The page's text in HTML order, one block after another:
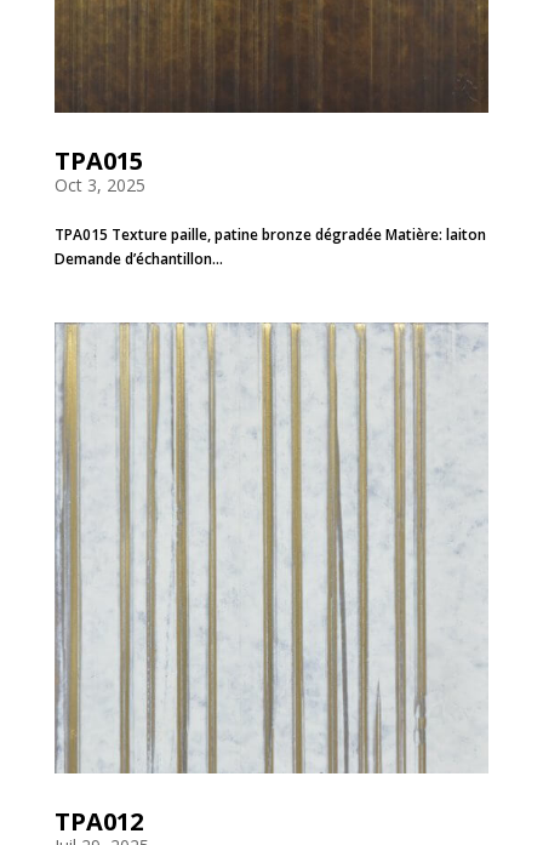
TPA015
Oct 3, 2025
TPA015 Texture paille, patine bronze dégradée Matière: laiton
Demande d’échantillon...
TPA012